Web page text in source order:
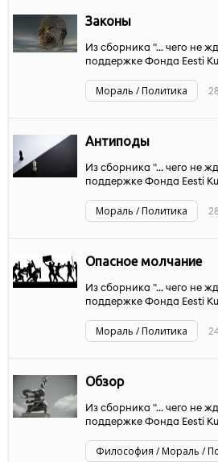
Законы
Из сборника "... чего не
поддержке Фонда Eesti
Мораль / Политика
Антиподы
Из сборника "... чего не
поддержке Фонда Eesti
Мораль / Политика
Опасное молчание
Из сборника "... чего не
поддержке Фонда Eesti
Мораль / Политика
Обзор
Из сборника "... чего не
поддержке Фонда Eesti
Философия / Мораль /